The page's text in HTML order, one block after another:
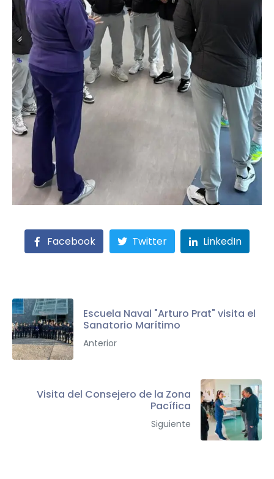
Facebook Twitter LinkedIn
Escuela Naval "Arturo Prat" visita el
Sanatorio Marítimo
Anterior
Visita del Consejero de la Zona
Pacífica
Siguiente